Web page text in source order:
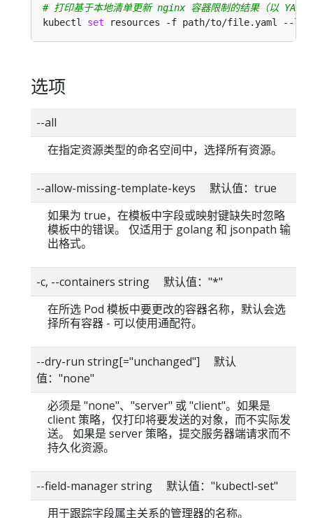
# 打印基于本地清单更新 nginx 容器限制的结果（以 YAML
kubectl set resources -f path/to/file.yaml --
选项
--all
在指定资源类型的命名空间中，选择所有资源。
--allow-missing-template-keys 默认值：true
如果为 true，在模板中字段或映射键缺失时忽略
模板中的错误。 仅适用于 golang 和 jsonpath 输
出格式。
-c, --containers string 默认值："*"
在所选 Pod 模板中要更改的容器名称，默认会选
择所有容器 - 可以使用通配符。
--dry-run string[="unchanged"] 默认
值："none"
必须是 "none"、"server" 或 "client"。如果是
client 策略，仅打印将要发送的对象，而不实际发
送。 如果是 server 策略，提交服务器端请求而不
持久化资源。
--field-manager string 默认值："kubectl-set"
用于跟踪字段属主关系的管理器的名称。